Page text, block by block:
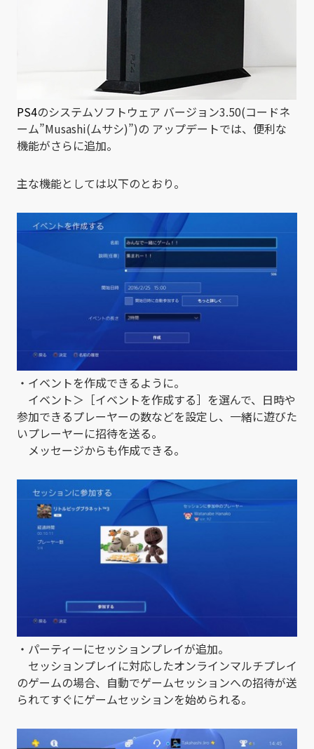
PS4のシステムソフトウェア バージョン3.50(コードネ
ーム”Musashi(ムサシ)”)の アップデートでは、便利な
機能がさらに追加。
主な機能としては以下のとおり。
・イベントを作成できるように。
イベント＞［イベントを作成する］を選んで、日時や
参加できるプレーヤーの数などを設定し、一緒に遊びた
いプレーヤーに招待を送る。
メッセージからも作成できる。
・パーティーにセッションプレイが追加。
セッションプレイに対応したオンラインマルチプレイ
のゲームの場合、自動でゲームセッションへの招待が送
られてすぐにゲームセッションを始められる。